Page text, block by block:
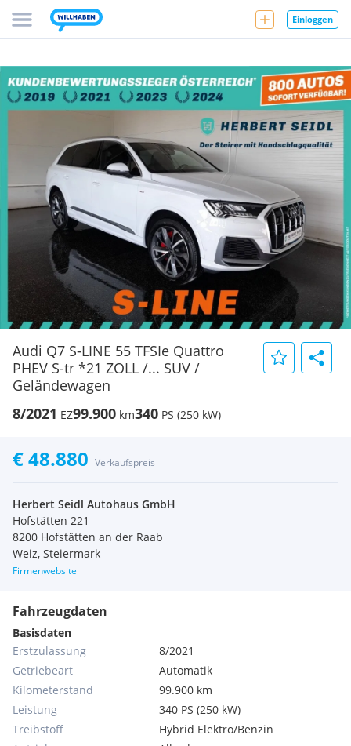
Einloggen
Audi Q7 S-LINE 55 TFSIe Quattro
PHEV S-tr *21 ZOLL /... SUV /
Geländewagen
8/2021 EZ99.900 km340 PS (250 kW)
€ 48.880 Verkaufspreis
Herbert Seidl Autohaus GmbH
Hofstätten 221
8200 Hofstätten an der Raab
Weiz, Steiermark
Firmenwebsite
Fahrzeugdaten
Basisdaten
Erstzulassung
8/2021
Getriebeart
Automatik
Kilometerstand
99.900 km
Leistung
340 PS (250 kW)
Treibstoff
Hybrid Elektro/Benzin